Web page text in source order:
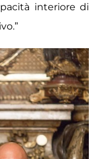
interiore di